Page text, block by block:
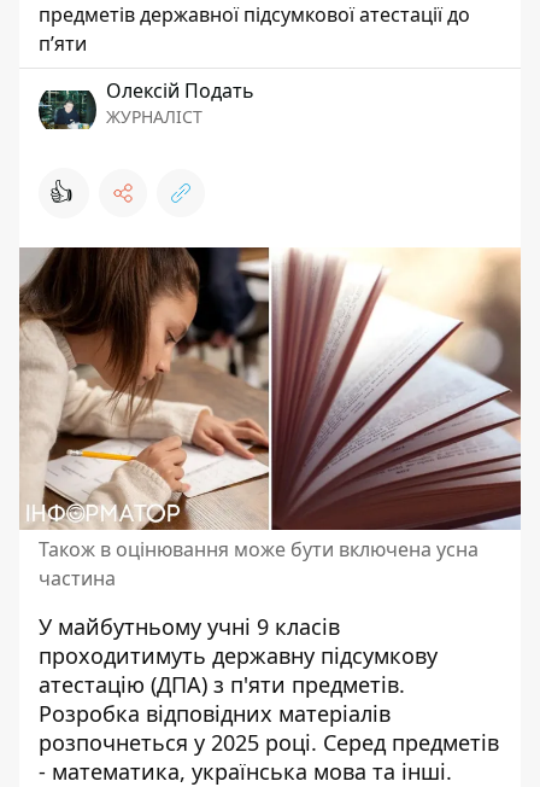
предметів державної підсумкової атестації до
пʼяти
Олексій Подать
ЖУРНАЛІСТ
👍
Також в оцінювання може бути включена усна
частина
У майбутньому учні 9 класів
проходитимуть державну підсумкову
атестацію (ДПА) з п'яти предметів.
Розробка відповідних матеріалів
розпочнеться у 2025 році. Серед предметів
- математика, українська мова та інші.